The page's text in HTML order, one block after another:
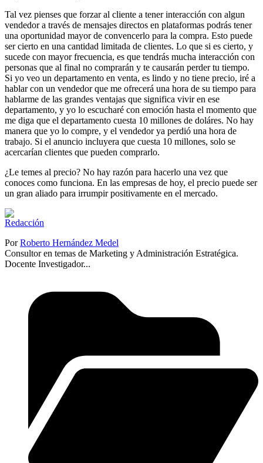
Tal vez pienses que forzar al cliente a tener interacción con algun
vendedor a través de mensajes directos en plataformas podrás tener
una oportunidad mayor de convencerlo para la compra. Esto puede
ser cierto en una cantidad limitada de clientes. Lo que si es cierto, y
sucede con mayor frecuencia, es que tendrás mucha interacción con
personas que al final no comprarán y te causarán perder tu tiempo.
Si yo veo un departamento en venta, es lindo y no tiene precio, iré a
hablar con un vendedor que me ofrecerá una hora de su tiempo para
hablarme de las grandes ventajas que significa vivir en ese
departamento, y yo lo escucharé con emoción hasta el momento que
me diga que el departamento cuesta 10 millones de doláres. No hay
manera que yo lo compre, y el vendedor ya perdió una hora de
trabajo. Si el anuncio incluyera que cuesta 10 millones, solo se
acercarían clientes que pueden comprarlo.
¿Le temes al precio? No hay razón para hacerlo una vez que
conoces como funciona. En las empresas de hoy, el precio puede ser
un gran aliado para irrumpir positivamente en el mercado.
PorRoberto Hernández Medel
Consultor en temas de Marketing y Administración Estratégica.
Docente Investigador...